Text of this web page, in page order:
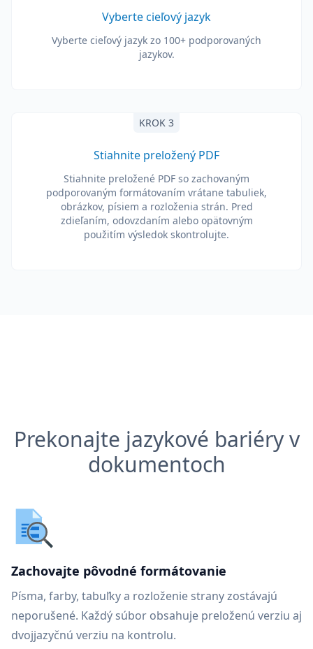
Vyberte cieľový jazyk
Vyberte cieľový jazyk zo 100+ podporovaných
jazykov.
KROK 3
Stiahnite preložený PDF
Stiahnite preložené PDF so zachovaným
podporovaným formátovaním vrátane tabuliek,
obrázkov, písiem a rozloženia strán. Pred
zdieľaním, odovzdaním alebo opätovným
použitím výsledok skontrolujte.
Prekonajte jazykové bariéry v
dokumentoch
Zachovajte pôvodné formátovanie
Písma, farby, tabuľky a rozloženie strany zostávajú
neporušené. Každý súbor obsahuje preloženú verziu aj
dvojjazyčnú verziu na kontrolu.